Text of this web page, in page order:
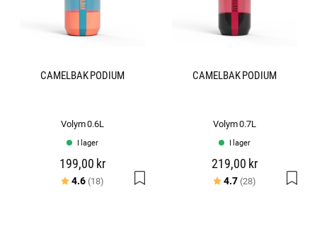
CAMELBAK PODIUM
Volym 0.6L
I lager
199,00 kr
Betyg:
4.6 (18) utav 5 stjärnor
CAMELBAK PODIUM
Volym 0.7L
I lager
219,00 kr
Betyg:
4.7 (28) utav 5